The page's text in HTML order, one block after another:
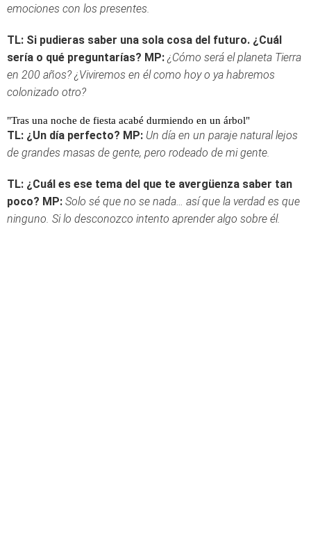
emociones con los presentes.
TL: Si pudieras saber una sola cosa del futuro. ¿Cuál
sería o qué preguntarías? MP: ¿Cómo será el planeta Tierra
en 200 años? ¿Viviremos en él como hoy o ya habremos
colonizado otro?
"Tras una noche de fiesta acabé durmiendo en un árbol"
TL: ¿Un día perfecto? MP: Un día en un paraje natural lejos
de grandes masas de gente, pero rodeado de mi gente.
TL: ¿Cuál es ese tema del que te avergüenza saber tan
poco? MP: Solo sé que no se nada… así que la verdad es que
ninguno. Si lo desconozco intento aprender algo sobre él.